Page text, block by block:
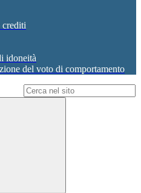
crediti
idoneità
del voto di comportamento